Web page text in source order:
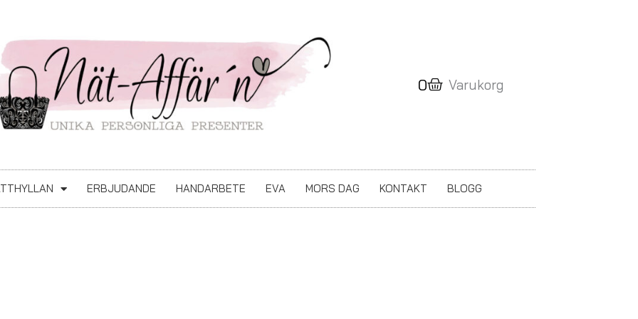
0
Varukorg
Varukorg
ERBJUDANDE HANDARBETE EVA MORS DAG KONTAKT BLOGG